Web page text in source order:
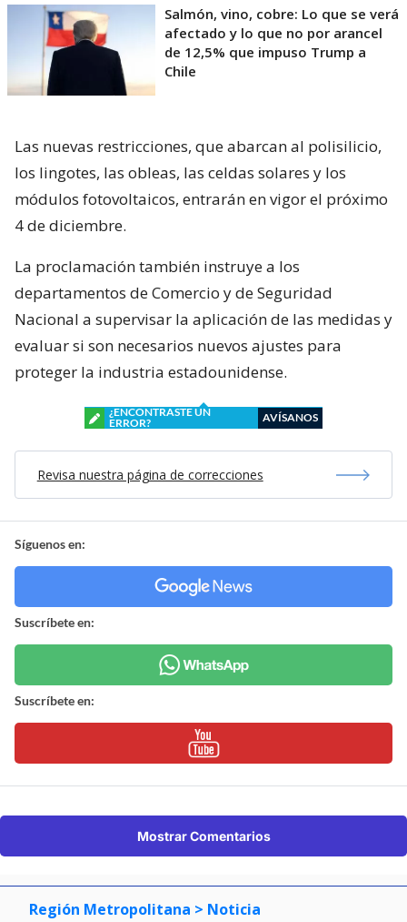
Salmón, vino, cobre: Lo que se verá
afectado y lo que no por arancel
de 12,5% que impuso Trump a
Chile
Las nuevas restricciones, que abarcan al polisilicio,
los lingotes, las obleas, las celdas solares y los
módulos fotovoltaicos, entrarán en vigor el próximo
4 de diciembre.
La proclamación también instruye a los
departamentos de Comercio y de Seguridad
Nacional a supervisar la aplicación de las medidas y
evaluar si son necesarios nuevos ajustes para
proteger la industria estadounidense.
¿ENCONTRASTE UN
ERROR?
AVÍSANOS
Revisa nuestra página de correcciones
Síguenos en:
Suscríbete en:
Suscríbete en:
Mostrar Comentarios
Región Metropolitana > Noticia